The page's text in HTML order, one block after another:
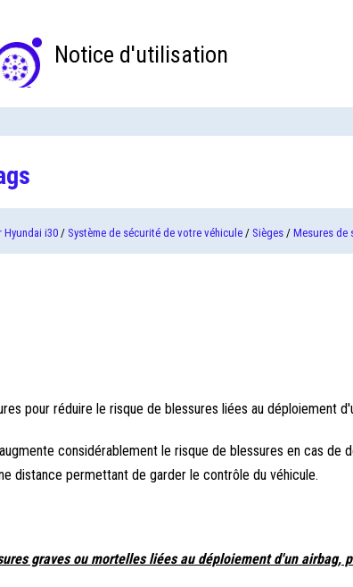
Notice d'utilisation
i30 / Système de sécurité de votre véhicule / Sièges / Mesures de
pour réduire le risque de blessures liées au déploiement
considérablement le risque de blessures en cas
distance permettant de garder le contrôle du véhicule.
graves ou mortelles liées au déploiement d'un airbag,